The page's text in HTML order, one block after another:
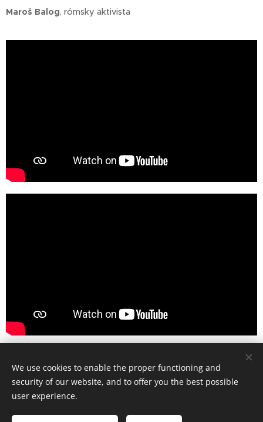
Maroš Balog, rómsky aktivista
© Art Society, 2025
We use cookies to enable the proper functioning and
security of our website, and to offer you the best possible
user experience.